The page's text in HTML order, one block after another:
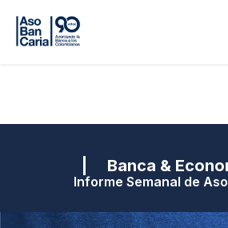
| Banca &
Informe Semanal de